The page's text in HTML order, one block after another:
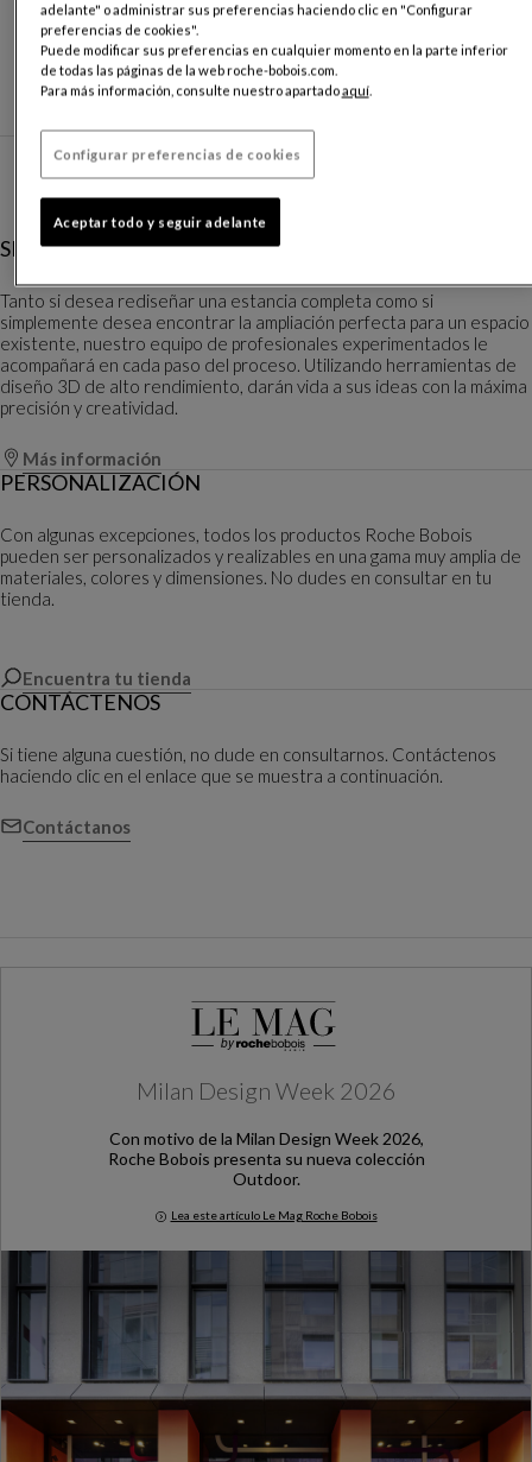
SERVICIOS DE DISEÑO DE INTERIORES
Tanto si desea rediseñar una estancia completa como si
simplemente desea encontrar la ampliación perfecta para un espacio
existente, nuestro equipo de profesionales experimentados le
acompañará en cada paso del proceso. Utilizando herramientas de
diseño 3D de alto rendimiento, darán vida a sus ideas con la máxima
precisión y creatividad.
Más información
PERSONALIZACIÓN
Con algunas excepciones, todos los productos Roche Bobois
pueden ser personalizados y realizables en una gama muy amplia de
materiales, colores y dimensiones. No dudes en consultar en tu
tienda.
Encuentra tu tienda
CONTÁCTENOS
Si tiene alguna cuestión, no dude en consultarnos. Contáctenos
haciendo clic en el enlace que se muestra a continuación.
Contáctanos
Milan Design Week 2026
Con motivo de la Milan Design Week 2026,
Roche Bobois presenta su nueva colección
Outdoor.
Lea este artículo Le Mag Roche Bobois
Milan Design Week 2026
adelante" o administrar sus preferencias haciendo clic en "Configurar
preferencias de cookies".
Puede modificar sus preferencias en cualquier momento en la parte inferior
de todas las páginas de la web roche-bobois.com.
Para más información, consulte nuestro apartadoaquí.
Configurar preferencias de cookies
Aceptar todo y seguir adelante